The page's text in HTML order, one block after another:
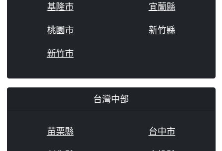
基隆市
宜蘭縣
桃園市
新竹縣
新竹市
台灣中部
苗栗縣
台中市